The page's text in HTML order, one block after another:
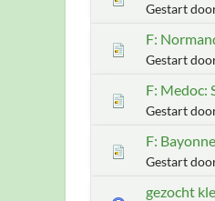
Gestart
F:
Gestart
F: Medoc:
Gestart
F:
Gestart
gezocht